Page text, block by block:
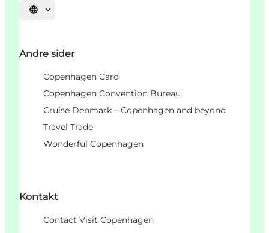
Vælg sprog
Andre sider
Copenhagen Card
Copenhagen Convention Bureau
Cruise Denmark – Copenhagen and beyond
Travel Trade
Wonderful Copenhagen
Kontakt
Contact Visit Copenhagen